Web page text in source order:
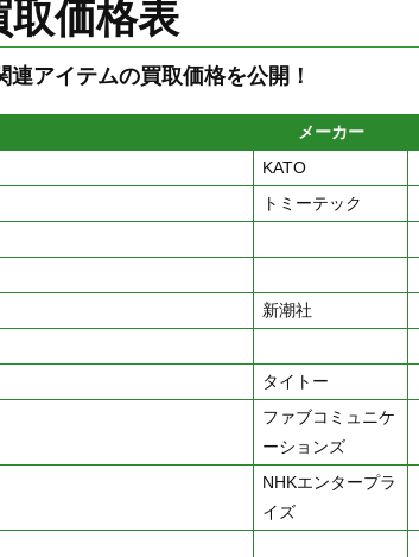
価格表
アイテムの買取価格を公開！
メーカー
KATO
トミーテック
新潮社
タイトー
ファブコミュニケ
ーションズ
NHKエンタープラ
イズ